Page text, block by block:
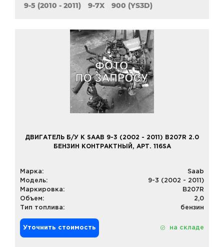
9-5 (2010 - 2011)
9-7X 900 (YS3D)
ДВИГАТЕЛЬ Б/У К SAAB 9-3 (2002 - 2011) B207R 2.0
БЕНЗИН КОНТРАКТНЫЙ, АРТ. 116SA
Марка:
Saab
Модель:
9-3 (2002 - 2011)
Маркировка:
B207R
Объем:
2,0
Тип топлива:
бензин
Уточнить стоимость на складе